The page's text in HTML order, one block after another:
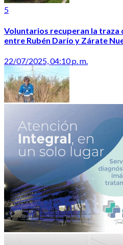
5
Voluntarios recuperan la traza
entre Rubén Darío y Zárate
22/07/2025, 04:10 p. m.